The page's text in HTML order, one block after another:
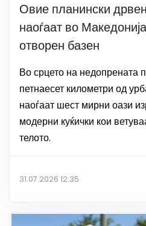
Овие планински
наоѓаат во
отворен базен
Во срцето на недопрената
петнаесет километри од
наоѓаат шест мирни оази
модерни куќички кои
телото.
31.07.2026 12:35